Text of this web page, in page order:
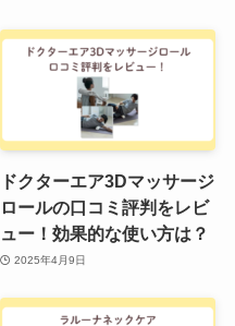
ドクターエア3Dマッサージ
ロールの口コミ評判をレビ
ュー！効果的な使い方は？
2025年4月9日